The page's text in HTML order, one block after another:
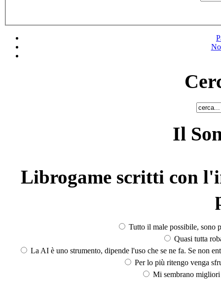
Il
Librogame scritti con
Tutto il male possibile, sono
Quasi tutta
La AI è uno strumento, dipende l'uso che se ne fa. Se non
Per lo più ritengo venga
Mi sembrano